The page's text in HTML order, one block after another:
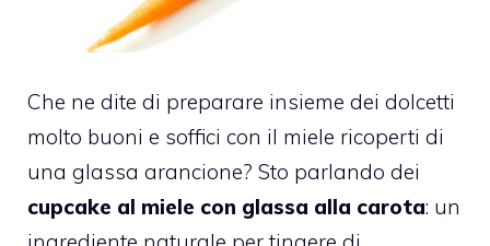
Che ne dite di preparare insieme dei dolcetti
molto buoni e soffici con il miele ricoperti di
una glassa arancione? Sto parlando dei
cupcake al miele con glassa alla carota: un